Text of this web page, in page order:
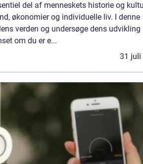
del af menneskets historie og
økonomier og individuelle liv. I denne
verden og undersøge dens udvikling
om du er e...
31 juli